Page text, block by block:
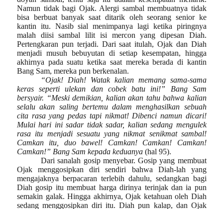
Namun tidak bagi Ojak. Alergi sambal membuatnya tidak
bisa berbuat banyak saat ditarik oleh seorang senior ke
kantin itu. Nasib sial menimpanya lagi ketika piringnya
malah diisi sambal lilit isi mercon yang dipesan Diah.
Pertengkaran pun terjadi. Dari saat itulah, Ojak dan Diah
menjadi musuh bebuyutan di setiap kesempatan, hingga
akhirnya pada suatu ketika saat mereka berada di kantin
Bang Sam, mereka pun berkenalan.
“Ojak! Diah! Watak kalian memang sama-sama
keras seperti ulekan dan cobek batu ini!” Bang Sam
bersyair. “Meski demikian, kalian akan tahu bahwa kalian
selalu akan saling bertemu dalam menghasilkan sebuah
cita rasa yang pedas tapi nikmat! Dibenci namun dicari!
Mulai hari ini sadar tidak sadar, kalian sedang mengulek
rasa itu menjadi sesuatu yang nikmat senikmat sambal!
Camkan itu, duo bawel! Camkan! Camkan! Camkan!
Camkan!” Bang Sam kepada keduanya (hal 95).
Dari sanalah gosip menyebar. Gosip yang membuat
Ojak menggosipkan diri sendiri bahwa Diah-lah yang
mengajaknya berpacaran terlebih dahulu, sedangkan bagi
Diah gosip itu membuat harga dirinya terinjak dan ia pun
semakin galak. Hingga akhirnya, Ojak ketahuan oleh Diah
sedang menggosipkan diri itu. Diah pun kalap, dan Ojak